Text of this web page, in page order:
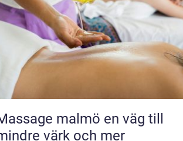
malmö en väg till
värk och mer